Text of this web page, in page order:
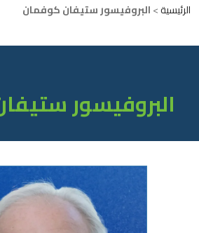
>البروفيسور ستيفان كوفمان
البروفيسور